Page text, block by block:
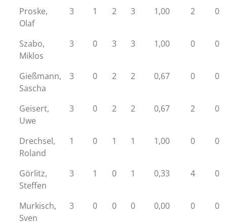
Proske,
Olaf
3 1 2 3 1,00 2 0
Szabo,
Miklos
3 0 3 3 1,00 0 0
Gießmann,
Sascha
3 0 2 2 0,67 0 0
Geisert,
Uwe
3 0 2 2 0,67 2 0
Drechsel,
Roland
1 0 1 1 1,00 0 0
Görlitz,
Steffen
3 1 0 1 0,33 4 0
Murkisch,
Sven
3 0 0 0 0,00 0 0